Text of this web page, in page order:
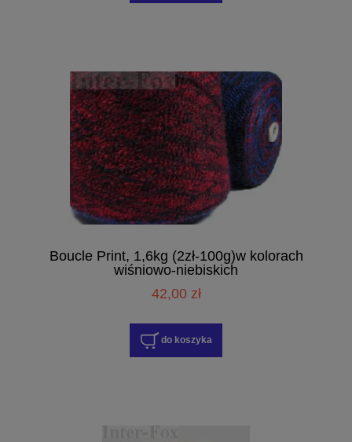
Boucle Print, 1,6kg (2zł-100g)w kolorach
wiśniowo-niebiskich
42,00 zł
do koszyka